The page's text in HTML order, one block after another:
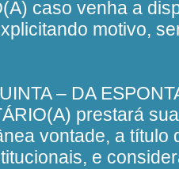
caso venha a
motivo,
– DA
prestará
vontade, a
e